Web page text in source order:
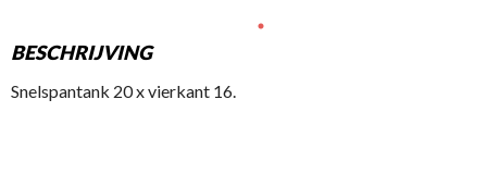
BESCHRIJVING
Snelspantank 20 x vierkant 16.